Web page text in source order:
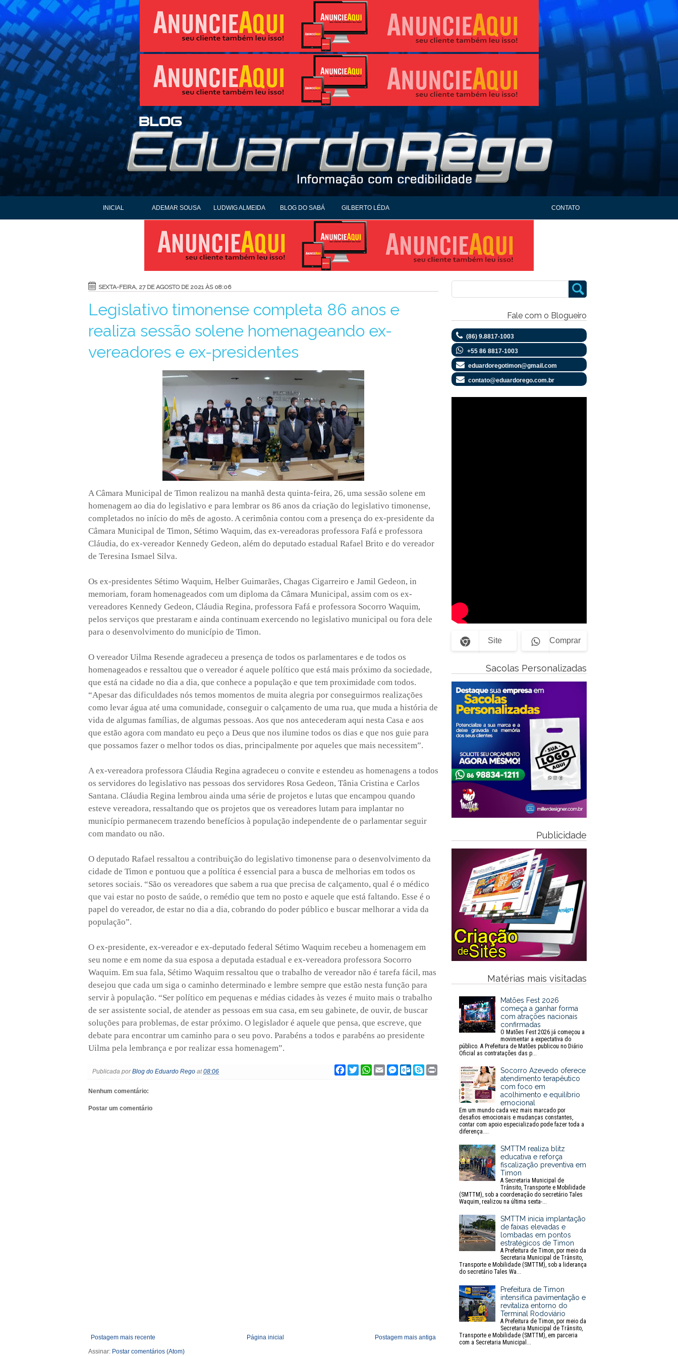
INICIAL ADEMAR SOUSA LUDWIG ALMEIDA BLOG DO SABÁ GILBERTO LÉDA CONTATO
SEXTA-FEIRA, 27 DE AGOSTO DE 2021 ÀS 08:06
Legislativo timonense completa 86 anos e
realiza sessão solene homenageando ex-
vereadores e ex-presidentes
A Câmara Municipal de Timon realizou na manhã desta quinta-feira, 26, uma sessão solene em
homenagem ao dia do legislativo e para lembrar os 86 anos da criação do legislativo timonense,
completados no início do mês de agosto. A cerimônia contou com a presença do ex-presidente da
Câmara Municipal de Timon, Sétimo Waquim, das ex-vereadoras professora Fafá e professora
Cláudia, do ex-vereador Kennedy Gedeon, além do deputado estadual Rafael Brito e do vereador
de Teresina Ismael Silva.
Os ex-presidentes Sétimo Waquim, Helber Guimarães, Chagas Cigarreiro e Jamil Gedeon, in
memoriam, foram homenageados com um diploma da Câmara Municipal, assim com os ex-
vereadores Kennedy Gedeon, Cláudia Regina, professora Fafá e professora Socorro Waquim,
pelos serviços que prestaram e ainda continuam exercendo no legislativo municipal ou fora dele
para o desenvolvimento do município de Timon.
O vereador Uilma Resende agradeceu a presença de todos os parlamentares e de todos os
homenageados e ressaltou que o vereador é aquele político que está mais próximo da sociedade,
que está na cidade no dia a dia, que conhece a população e que tem proximidade com todos.
“Apesar das dificuldades nós temos momentos de muita alegria por conseguirmos realizações
como levar água até uma comunidade, conseguir o calçamento de uma rua, que muda a história de
vida de algumas famílias, de algumas pessoas. Aos que nos antecederam aqui nesta Casa e aos
que estão agora com mandato eu peço a Deus que nos ilumine todos os dias e que nos guie para
que possamos fazer o melhor todos os dias, principalmente por aqueles que mais necessitem”.
A ex-vereadora professora Cláudia Regina agradeceu o convite e estendeu as homenagens a todos
os servidores do legislativo nas pessoas dos servidores Rosa Gedeon, Tânia Cristina e Carlos
Santana. Cláudia Regina lembrou ainda uma série de projetos e lutas que encampou quando
esteve vereadora, ressaltando que os projetos que os vereadores lutam para implantar no
município permanecem trazendo benefícios à população independente de o parlamentar seguir
com mandato ou não.
O deputado Rafael ressaltou a contribuição do legislativo timonense para o desenvolvimento da
cidade de Timon e pontuou que a política é essencial para a busca de melhorias em todos os
setores sociais. “São os vereadores que sabem a rua que precisa de calçamento, qual é o médico
que vai estar no posto de saúde, o remédio que tem no posto e aquele que está faltando. Esse é o
papel do vereador, de estar no dia a dia, cobrando do poder público e buscar melhorar a vida da
população”.
O ex-presidente, ex-vereador e ex-deputado federal Sétimo Waquim recebeu a homenagem em
seu nome e em nome da sua esposa a deputada estadual e ex-vereadora professora Socorro
Waquim. Em sua fala, Sétimo Waquim ressaltou que o trabalho de vereador não é tarefa fácil, mas
desejou que cada um siga o caminho determinado e lembre sempre que estão nesta função para
servir à população. “Ser político em pequenas e médias cidades às vezes é muito mais o trabalho
de ser assistente social, de atender as pessoas em sua casa, em seu gabinete, de ouvir, de buscar
soluções para problemas, de estar próximo. O legislador é aquele que pensa, que escreve, que
debate para encontrar um caminho para o seu povo. Parabéns a todos e parabéns ao presidente
Uilma pela lembrança e por realizar essa homenagem”.
a
w
W
h
E
m
M
e
O
u
S
k
Publicada porBlog do Eduardo Rego at08:06
Nenhum comentário:
Postar um comentário
Postagem mais recente Postagem mais antiga
Página inicial
Assinar: Postar comentários (Atom)
Fale com o Blogueiro
(86) 9.8817-1003
+55 86 8817-1003
eduardoregotimon@gmail.com
contato@eduardorego.com.br
Site Comprar
Sacolas Personalizadas
Publicidade
Matérias mais visitadas
Matões Fest 2026
começa a ganhar forma
com atrações nacionais
confirmadas
O Matões Fest 2026 já começou a
movimentar a expectativa do
público. A Prefeitura de Matões publicou no Diário
Oficial as contratações das p...
Socorro Azevedo oferece
atendimento terapêutico
com foco em
acolhimento e equilíbrio
emocional
Em um mundo cada vez mais marcado por
desafios emocionais e mudanças constantes,
contar com apoio especializado pode fazer toda a
diferença....
SMTTM realiza blitz
educativa e reforça
fiscalização preventiva em
Timon
A Secretaria Municipal de
Trânsito, Transporte e Mobilidade
(SMTTM), sob a coordenação do secretário Tales
Waquim, realizou na última sexta-...
SMTTM inicia implantação
de faixas elevadas e
lombadas em pontos
estratégicos de Timon
A Prefeitura de Timon, por meio da
Secretaria Municipal de Trânsito,
Transporte e Mobilidade (SMTTM), sob a liderança
do secretário Tales Wa...
Prefeitura de Timon
intensifica pavimentação e
revitaliza entorno do
Terminal Rodoviário
A Prefeitura de Timon, por meio da
Secretaria Municipal de Trânsito,
Transporte e Mobilidade (SMTTM), em parceria
com a Secretaria Municipal...